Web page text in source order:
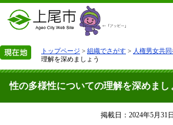
トップページ > 組織でさがす > 人権男女共
理解を深めましょう
性の多様性についての理解を深めまし
掲載日：2024年5月31